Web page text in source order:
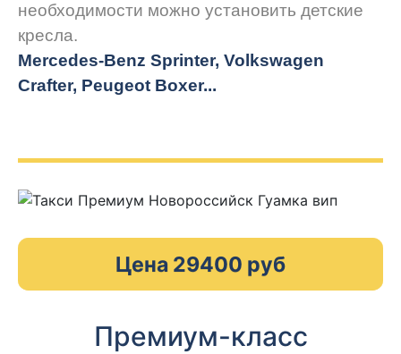
необходимости можно установить детские
кресла.
Mercedes-Benz Sprinter, Volkswagen
Crafter, Peugeot Boxer...
Цена 29400 руб
Премиум-класс